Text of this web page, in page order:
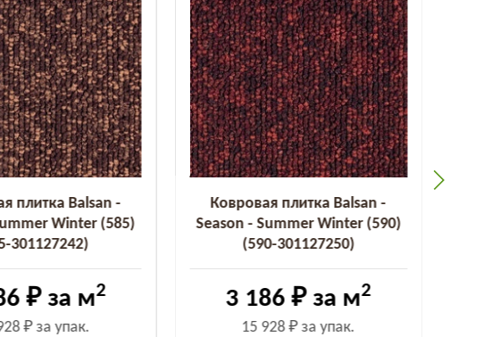
плитка Balsan -
Winter (585)
301127242)
₽за м2
₽за упак.
Ковровая плитка Balsan -
Season - Summer Winter (590)
(590-301127250)
3 186 ₽за м2
15 928 ₽за упак.